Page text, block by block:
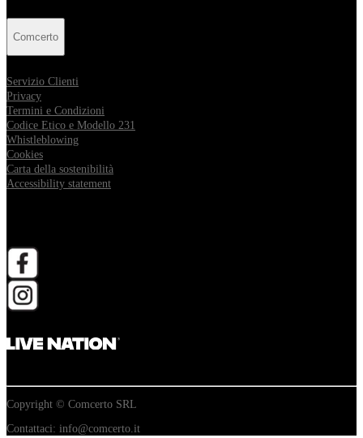
Comcerto
Servizio Clienti
Privacy
Termini e Condizioni
Codice Etico e Modello 231
Whistleblowing
Cookies
Carta della sostenibilità
Accessibility statement
apri in una nuova scheda
apri in una nuova scheda
Copyright © Comcerto SRL
Contattaci: info@comcerto.it